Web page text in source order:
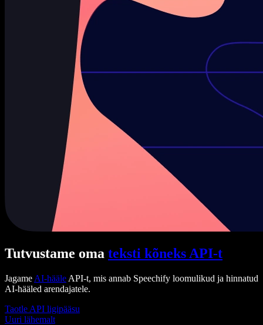
Tutvustame oma teksti kõneks API-t
Jagame AI-hääle API-t, mis annab Speechify loomulikud ja hinnatud
AI-hääled arendajatele.
Taotle API ligipääsu
Uuri lähemalt